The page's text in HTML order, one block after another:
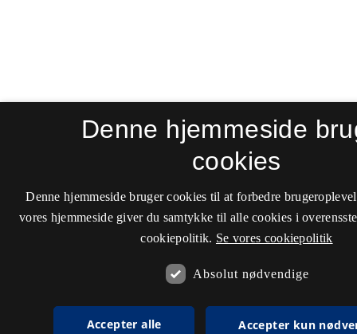
Denne hjemmeside
cookies
Denne hjemmeside bruger cookies til at forbedre
vores hjemmeside giver du samtykke til alle cookies i
cookiepolitik. Se vores cookiepolitik
Absolut nødvendige
Accepter alle Accepter kun